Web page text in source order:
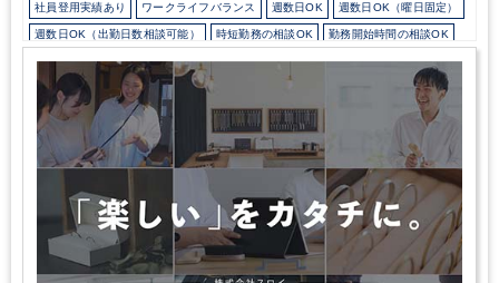
社員登用実績あり ワークライフバランス 週数日OK 週数日OK（曜日固定）
週数日OK（出勤日数相談可能） 時短勤務の相談OK 勤務開始時間の相談OK
勤務終了時間の相談OK 朝遅め 定時早め シフト勤務 駅から徒歩5分以内
ベンチャー企業 ドリンクサービスあり
少人数の職場（所属部門の人数3人以下） ルーティンワークがメイン
業務手順等のOJT